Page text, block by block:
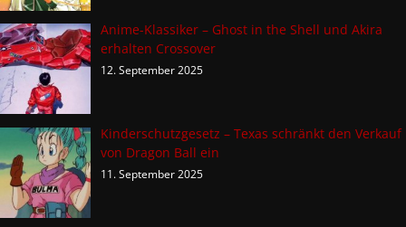
Anime-Klassiker – Ghost in the Shell und Akira
erhalten Crossover
12. September 2025
Kinderschutzgesetz – Texas schränkt den Verkauf
von Dragon Ball ein
11. September 2025